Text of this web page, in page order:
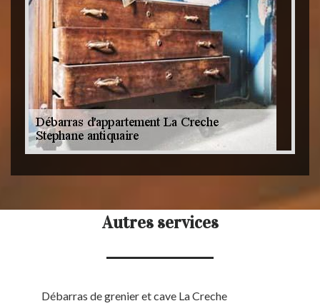
Autres services
Débarras de grenier et cave La Creche